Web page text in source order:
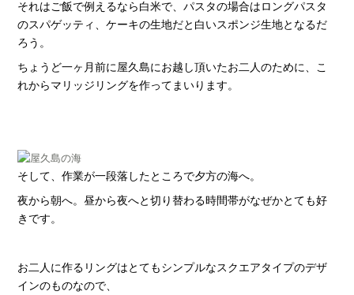
それはご飯で例えるなら白米で、パスタの場合はロングパスタ
のスパゲッティ、ケーキの生地だと白いスポンジ生地となるだ
ろう。
ちょうど一ヶ月前に屋久島にお越し頂いたお二人のために、こ
れからマリッジリングを作ってまいります。
そして、作業が一段落したところで夕方の海へ。
夜から朝へ。昼から夜へと切り替わる時間帯がなぜかとても好
きです。
お二人に作るリングはとてもシンプルなスクエアタイプのデザ
インのものなので、